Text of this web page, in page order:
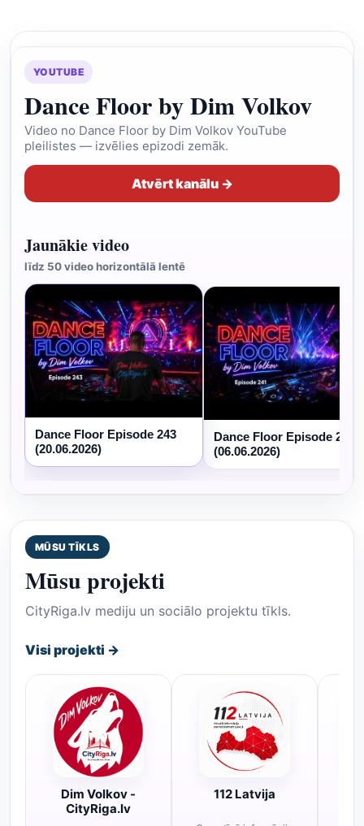
YOUTUBE
Dance Floor by Dim Volkov
Video no Dance Floor by Dim Volkov YouTube
pleilistes — izvēlies epizodi zemāk.
Atvērt kanālu →
Jaunākie video
līdz 50 video horizontālā lentē
Dance Floor Episode 243
(20.06.2026)
Dance Floor Episode 241
(06.06.2026)
MŪSU TĪKLS
Mūsu projekti
CityRiga.lv mediju un sociālo projektu tīkls.
Visi projekti →
Dim Volkov -
CityRiga.lv
112 Latvija